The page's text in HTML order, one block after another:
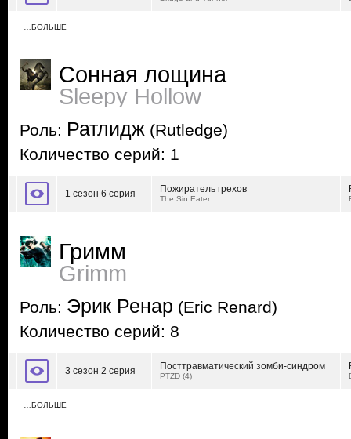
…БОЛЬШЕ
Сонная лощина
Sleepy Hollow
Роль: Ратлидж (Rutledge)
Количество серий: 1
1 сезон 6 серия Пожиратель грехов
The Sin Eater
Гримм
Grimm
Роль: Эрик Ренар (Eric Renard)
Количество серий: 8
3 сезон 2 серия Посттравматический зомби-синдром
PTZD (4)
…БОЛЬШЕ